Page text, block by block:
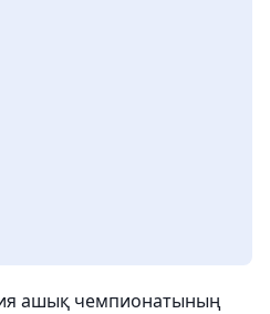
ашық чемпионатының